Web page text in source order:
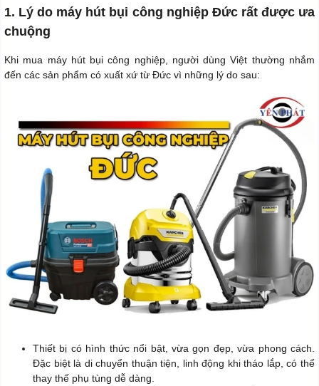
1. Lý do máy hút bụi công nghiệp Đức rất được ưa
chuộng
Khi mua máy hút bụi công nghiệp, người dùng Việt thường nhắm
đến các sản phẩm có xuất xứ từ Đức vì những lý do sau:
Thiết bị có hình thức nổi bật, vừa gọn đẹp, vừa phong cách.
Đặc biệt là di chuyển thuận tiện, linh động khi tháo lắp, có thể
thay thế phụ tùng dễ dàng.